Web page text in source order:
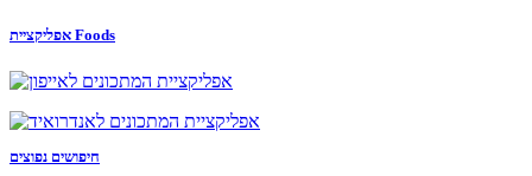
אפליקציית Foods
חיפושים נפוצים